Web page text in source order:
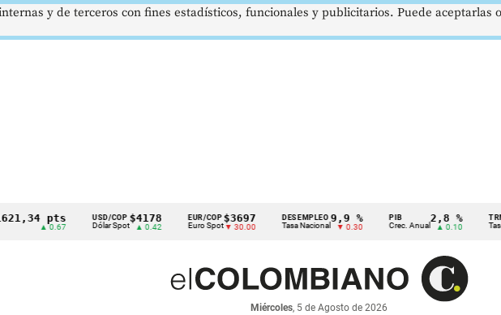
pts USD/COP
Dólar Spot
$4178
▲ 0.42
EUR/COP
Euro Spot
$3697
▼ 30.00
DESEMPLEO
Tasa Nacional
9,9 %
▼ 0.30
PIB
Crec. Anual
2,8 %
▲ 0.10
TRM
Tasa Rep.
Miércoles, 5 de Agosto de 2026
y de terceros con fines estadísticos, funcionales y publicitarios. Puede aceptarlas